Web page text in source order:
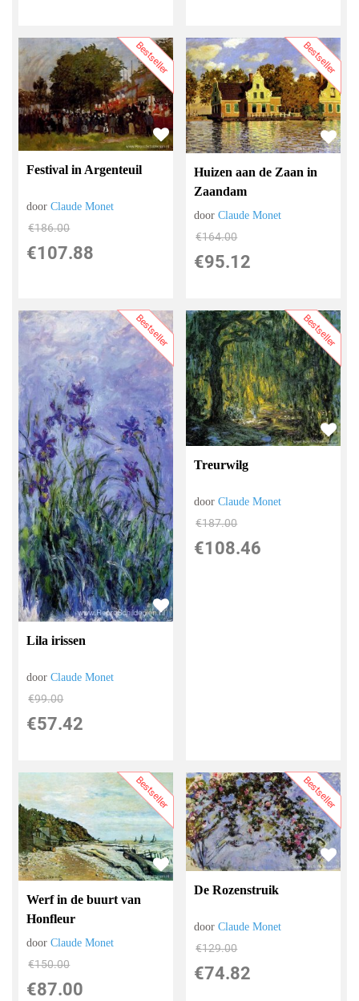
Bestseller
Festival in Argenteuil
doorClaude Monet
€186.00
€107.88
Bestseller
Huizen aan de Zaan in
Zaandam
doorClaude Monet
€164.00
€95.12
Bestseller
Lila irissen
doorClaude Monet
€99.00
€57.42
Bestseller
Treurwilg
doorClaude Monet
€187.00
€108.46
Bestseller
Werf in de buurt van
Honfleur
doorClaude Monet
€150.00
€87.00
Bestseller
De Rozenstruik
doorClaude Monet
€129.00
€74.82